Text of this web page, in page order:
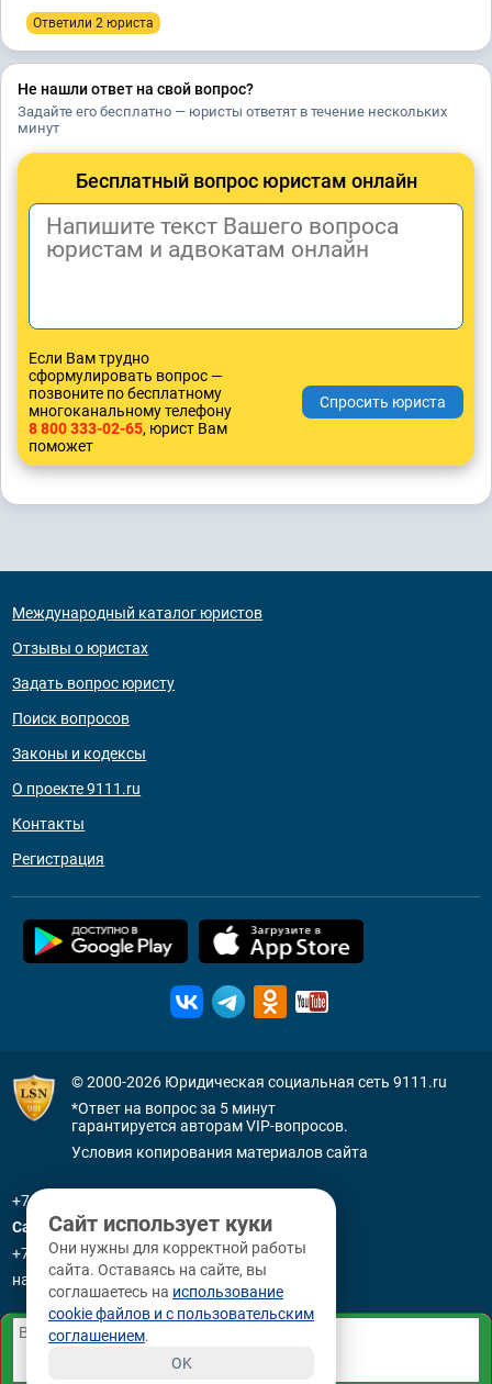
Ответили 2 юристa
Не нашли ответ на свой вопрос?
Задайте его бесплатно — юристы ответят в течение нескольких
минут
Бесплатный вопрос юристам онлайн
Если Вам трудно
сформулировать вопрос —
позвоните по бесплатному
многоканальному телефону
8 800 333-02-65, юрист Вам
поможет
Международный каталог юристов
Отзывы о юристах
Задать вопрос юристу
Поиск вопросов
Законы и кодексы
О проекте 9111.ru
Контакты
Регистрация
© 2000-2026 Юридическая социальная сеть 9111.ru
*Ответ на вопрос за 5 минут
гарантируется авторам VIP-вопросов.
Условия копирования материалов сайта
+7 (800) 505-91-11
Санкт-Петербург
+7 (812) 336-92-64
наб. р. Фонтанки, д. 59
Сайт использует куки
Они нужны для корректной работы
сайта. Оставаясь на сайте, вы
соглашаетесь на использование
cookie файлов и с пользовательским
соглашением.
OK